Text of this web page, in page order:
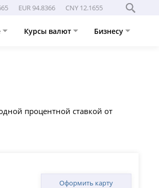
EUR 94.8366 CNY 12.1655
Курсы валют Бизнесу
процентной ставкой от
Оформить карту